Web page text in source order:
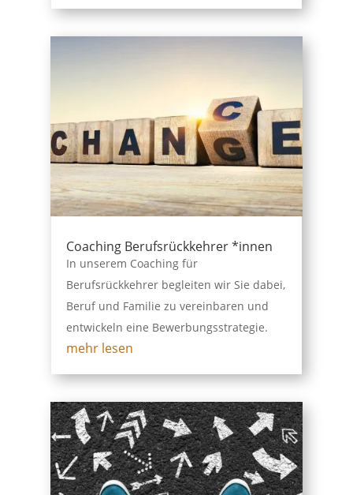
Coaching Berufsrückkehrer *innen
In unserem Coaching für
Berufsrückkehrer begleiten wir Sie dabei,
Beruf und Familie zu vereinbaren und
entwickeln eine Bewerbungsstrategie.
mehr lesen